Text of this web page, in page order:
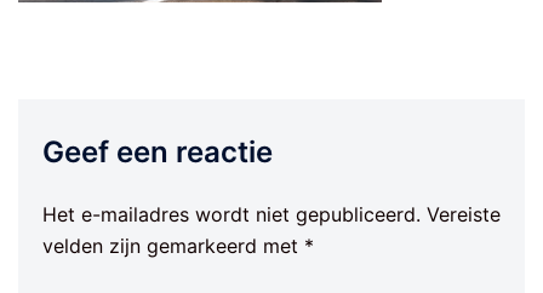
Geef een reactie
Het e-mailadres wordt niet gepubliceerd. Vereiste
velden zijn gemarkeerd met *